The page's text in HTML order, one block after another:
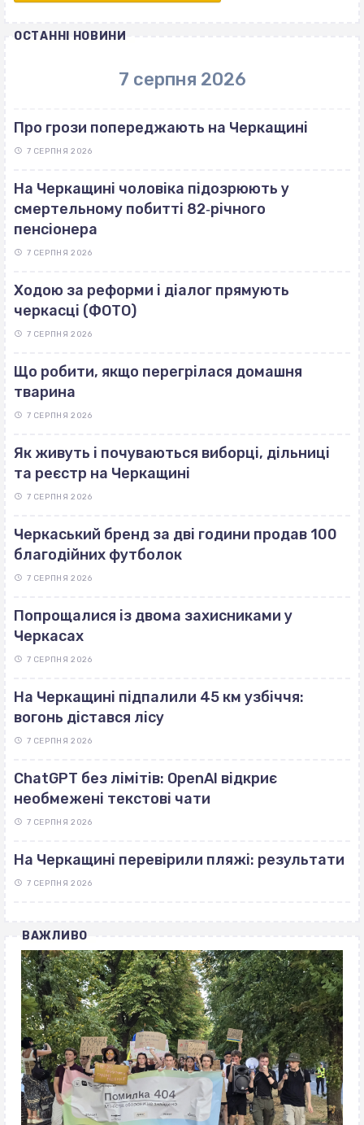
ОСТАННІ НОВИНИ
7 серпня 2026
Про грози попереджають на Черкащині
7 СЕРПНЯ 2026
На Черкащині чоловіка підозрюють у
смертельному побитті 82‐річного
пенсіонера
7 СЕРПНЯ 2026
Ходою за реформи і діалог прямують
черкасці (ФОТО)
7 СЕРПНЯ 2026
Що робити, якщо перегрілася домашня
тварина
7 СЕРПНЯ 2026
Як живуть і почуваються виборці, дільниці
та реєстр на Черкащині
7 СЕРПНЯ 2026
Черкаський бренд за дві години продав 100
благодійних футболок
7 СЕРПНЯ 2026
Попрощалися із двома захисниками у
Черкасах
7 СЕРПНЯ 2026
На Черкащині підпалили 45 км узбіччя:
вогонь дістався лісу
7 СЕРПНЯ 2026
ChatGPT без лімітів: OpenAI відкриє
необмежені текстові чати
7 СЕРПНЯ 2026
На Черкащині перевірили пляжі: результати
7 СЕРПНЯ 2026
ВАЖЛИВО